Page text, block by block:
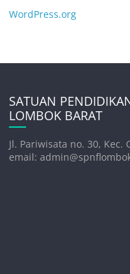
WordPress.org
SATUAN
LOMBOK BARAT
Jl. Pariwisata no. 30,
email: